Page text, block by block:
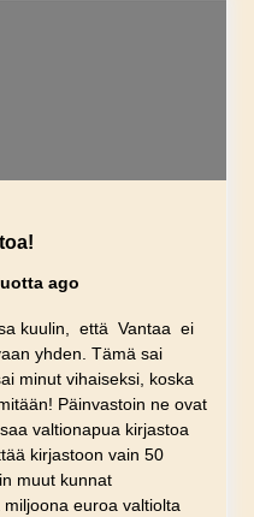
ago
kuulin, että Vantaa ei
yhden. Tämä sai
minut vihaiseksi, koska
Päinvastoin ne ovat
valtionapua kirjastoa
kirjastoon vain 50
muut kunnat
euroa valtiolta